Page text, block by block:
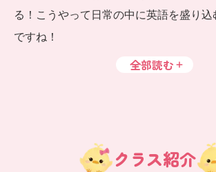
る！こうやって日常の中に英語を盛り
ですね！
全部読む
クラス紹介